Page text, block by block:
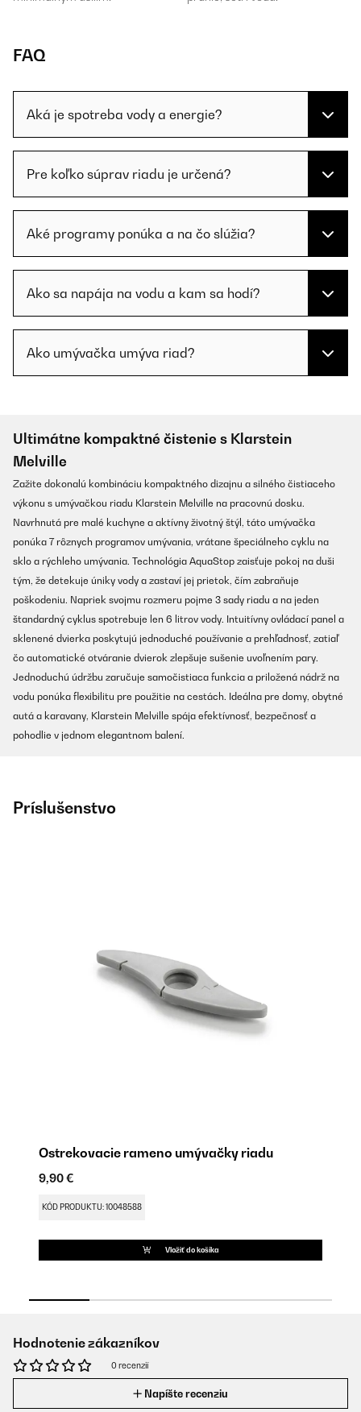
FAQ
Aká je spotreba vody a energie?
Pre koľko súprav riadu je určená?
Aké programy ponúka a na čo slúžia?
Ako sa napája na vodu a kam sa hodí?
Ako umývačka umýva riad?
Ultimátne kompaktné čistenie s Klarstein
Melville
Zažite dokonalú kombináciu kompaktného dizajnu a silného čistiaceho
výkonu s umývačkou riadu Klarstein Melville na pracovnú dosku.
Navrhnutá pre malé kuchyne a aktívny životný štýl, táto umývačka
ponúka 7 rôznych programov umývania, vrátane špeciálneho cyklu na
sklo a rýchleho umývania. Technológia AquaStop zaisťuje pokoj na duši
tým, že detekuje úniky vody a zastaví jej prietok, čím zabraňuje
poškodeniu. Napriek svojmu rozmeru pojme 3 sady riadu a na jeden
štandardný cyklus spotrebuje len 6 litrov vody. Intuitívny ovládací panel a
sklenené dvierka poskytujú jednoduché používanie a prehľadnosť, zatiaľ
čo automatické otváranie dvierok zlepšuje sušenie uvoľnením pary.
Jednoduchú údržbu zaručuje samočistiaca funkcia a priložená nádrž na
vodu ponúka flexibilitu pre použitie na cestách. Ideálna pre domy, obytné
autá a karavany, Klarstein Melville spája efektívnosť, bezpečnosť a
pohodlie v jednom elegantnom balení.
Príslušenstvo
Ostrekovacie rameno umývačky riadu
9,90 €
KÓD PRODUKTU: 10048588
Vložiť do košíka
Hodnotenie zákazníkov
0 recenzií
Napíšte recenziu